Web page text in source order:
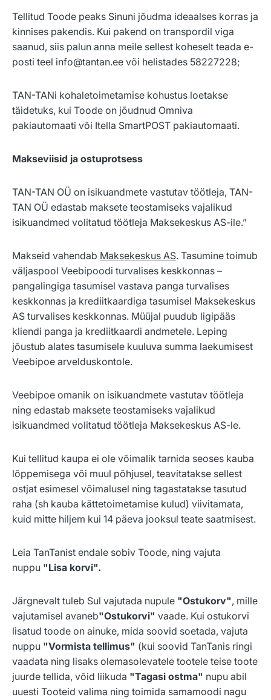
Tellitud Toode peaks Sinuni jõudma ideaalses korras ja
kinnises pakendis. Kui pakend on transpordil viga
saanud, siis palun anna meile sellest koheselt teada e-
posti teel info@tantan.ee või helistades 58227228;
TAN-TANi kohaletoimetamise kohustus loetakse
täidetuks, kui Toode on jõudnud Omniva
pakiautomaati või Itella SmartPOST pakiautomaati.
Makseviisid ja ostuprotsess
TAN-TAN OÜ on isikuandmete vastutav töötleja, TAN-
TAN OÜ edastab maksete teostamiseks vajalikud
isikuandmed volitatud töötleja Maksekeskus AS-ile.”
Makseid vahendab Maksekeskus AS. Tasumine toimub
väljaspool Veebipoodi turvalises keskkonnas –
pangalingiga tasumisel vastava panga turvalises
keskkonnas ja krediitkaardiga tasumisel Maksekeskus
AS turvalises keskkonnas. Müüjal puudub ligipääs
kliendi panga ja krediitkaardi andmetele. Leping
jõustub alates tasumisele kuuluva summa laekumisest
Veebipoe arvelduskontole.
Veebipoe omanik on isikuandmete vastutav töötleja
ning edastab maksete teostamiseks vajalikud
isikuandmed volitatud töötleja Maksekeskus AS-le.
Kui tellitud kaupa ei ole võimalik tarnida seoses kauba
lõppemisega või muul põhjusel, teavitatakse sellest
ostjat esimesel võimalusel ning tagastatakse tasutud
raha (sh kauba kättetoimetamise kulud) viivitamata,
kuid mitte hiljem kui 14 päeva jooksul teate saatmisest.
Leia TanTanist endale sobiv Toode, ning vajuta
nuppu "Lisa korvi".
Järgnevalt tuleb Sul vajutada nupule "Ostukorv", mille
vajutamisel avaneb"Ostukorvi" vaade. Kui ostukorvi
lisatud toode on ainuke, mida soovid soetada, vajuta
nuppu "Vormista tellimus" (kui soovid TanTanis ringi
vaadata ning lisaks olemasolevatele tootele teise toote
juurde tellida, võid liikuda "Tagasi ostma" nupu abil
uuesti Tooteid valima ning toimida samamoodi nagu